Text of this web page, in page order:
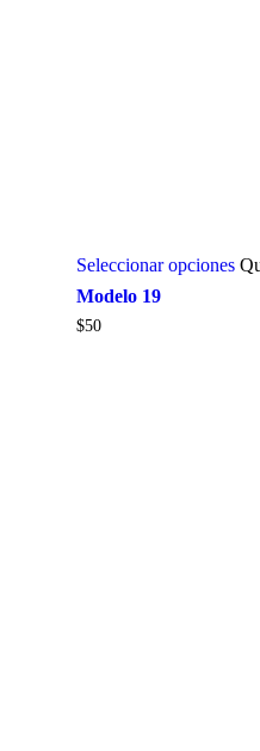
Seleccionar opciones
Modelo 19
$50